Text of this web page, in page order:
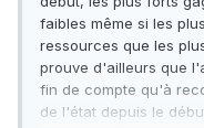
faibles même si les
ressources que les
prouve d'ailleurs que
fin de compte qu'à
de l'état depuis le